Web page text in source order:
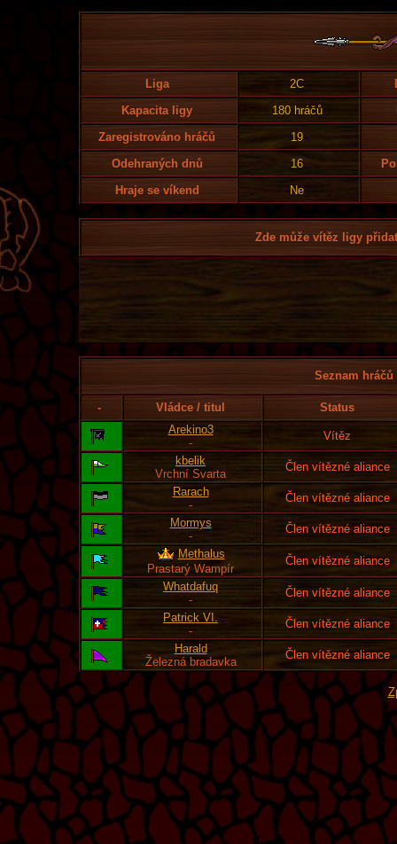
Liga 2C
Kapacita ligy
180 hráčů
Zaregistrováno hráčů
19
Odehraných dnů
16
Hraje se víkend
Ne
Zde může vítěz ligy
Seznam
- Vládce / titul
Status
Arekino3
-
Vítěz
kbelik
Vrchní Svarta
Člen vítězné aliance
Rarach
-
Člen vítězné aliance
Mormys
-
Člen vítězné aliance
Methalus
Prastarý Wampír
Člen vítězné aliance
Whatdafuq
-
Člen vítězné aliance
Patrick VI.
-
Člen vítězné aliance
Harald
Železná bradavka
Člen vítězné aliance